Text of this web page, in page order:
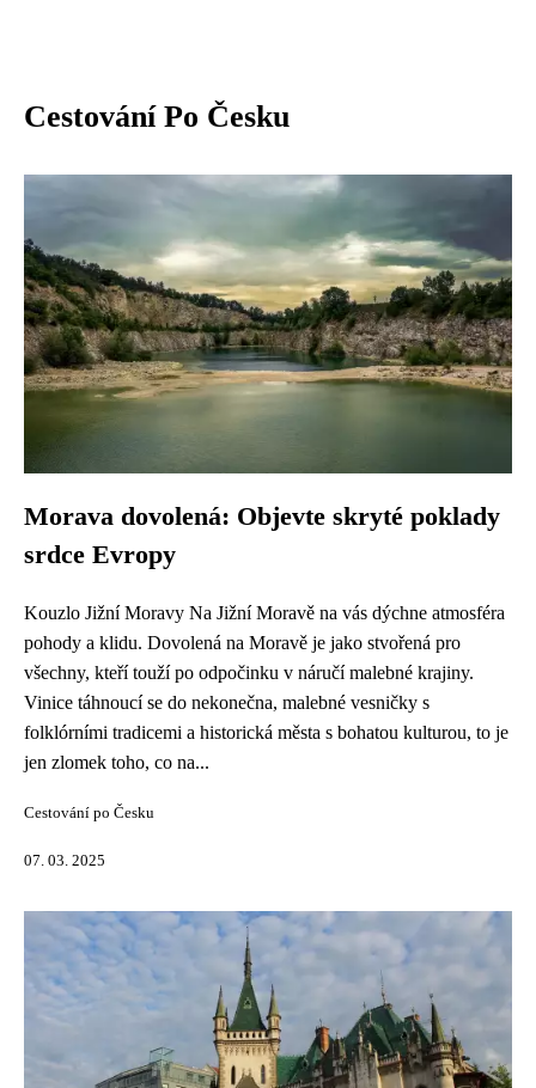
Cestování Po Česku
Morava dovolená: Objevte skryté poklady
srdce Evropy
Kouzlo Jižní Moravy Na Jižní Moravě na vás dýchne atmosféra
pohody a klidu. Dovolená na Moravě je jako stvořená pro
všechny, kteří touží po odpočinku v náručí malebné krajiny.
Vinice táhnoucí se do nekonečna, malebné vesničky s
folklórními tradicemi a historická města s bohatou kulturou, to je
jen zlomek toho, co na...
Cestování po Česku
07. 03. 2025